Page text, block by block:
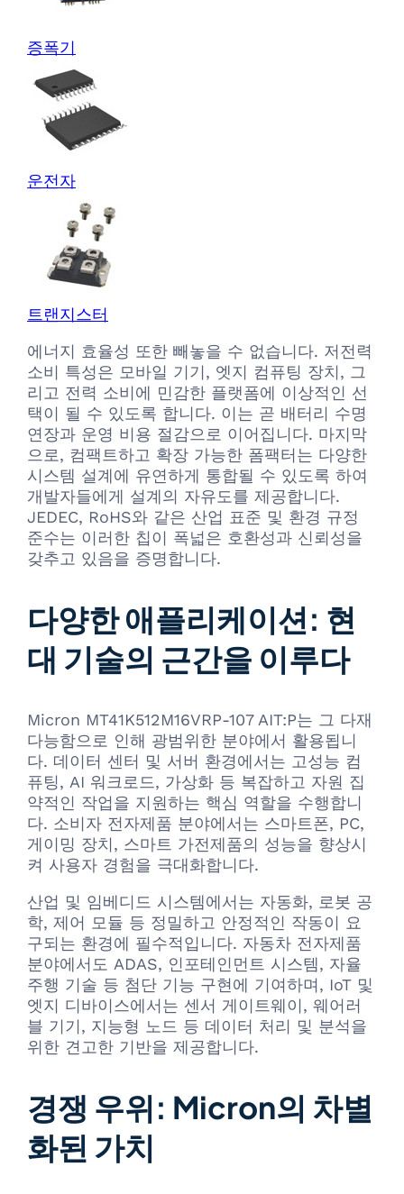
증폭기
운전자
트랜지스터
에너지 효율성 또한 빼놓을 수 없습니다. 저전력
소비 특성은 모바일 기기, 엣지 컴퓨팅 장치, 그
리고 전력 소비에 민감한 플랫폼에 이상적인 선
택이 될 수 있도록 합니다. 이는 곧 배터리 수명
연장과 운영 비용 절감으로 이어집니다. 마지막
으로, 컴팩트하고 확장 가능한 폼팩터는 다양한
시스템 설계에 유연하게 통합될 수 있도록 하여
개발자들에게 설계의 자유도를 제공합니다.
JEDEC, RoHS와 같은 산업 표준 및 환경 규정
준수는 이러한 칩이 폭넓은 호환성과 신뢰성을
갖추고 있음을 증명합니다.
다양한 애플리케이션: 현
대 기술의 근간을 이루다
Micron MT41K512M16VRP-107 AIT:P는 그 다재
다능함으로 인해 광범위한 분야에서 활용됩니
다. 데이터 센터 및 서버 환경에서는 고성능 컴
퓨팅, AI 워크로드, 가상화 등 복잡하고 자원 집
약적인 작업을 지원하는 핵심 역할을 수행합니
다. 소비자 전자제품 분야에서는 스마트폰, PC,
게이밍 장치, 스마트 가전제품의 성능을 향상시
켜 사용자 경험을 극대화합니다.
산업 및 임베디드 시스템에서는 자동화, 로봇 공
학, 제어 모듈 등 정밀하고 안정적인 작동이 요
구되는 환경에 필수적입니다. 자동차 전자제품
분야에서도 ADAS, 인포테인먼트 시스템, 자율
주행 기술 등 첨단 기능 구현에 기여하며, IoT 및
엣지 디바이스에서는 센서 게이트웨이, 웨어러
블 기기, 지능형 노드 등 데이터 처리 및 분석을
위한 견고한 기반을 제공합니다.
경쟁 우위: Micron의 차별
화된 가치